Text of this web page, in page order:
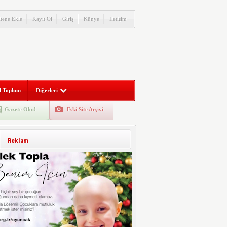
Ekle Kayıt Ol Giriş Künye İletişim
Toplum Diğerleri
Gazete Oku! Eski Site Arşivi
Reklam